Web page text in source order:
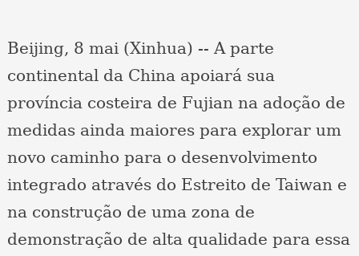
Beijing, 8 mai (Xinhua) -- A parte
continental da China apoiará sua
província costeira de Fujian na adoção de
medidas ainda maiores para explorar um
novo caminho para o desenvolvimento
integrado através do Estreito de Taiwan e
na construção de uma zona de
demonstração de alta qualidade para essa